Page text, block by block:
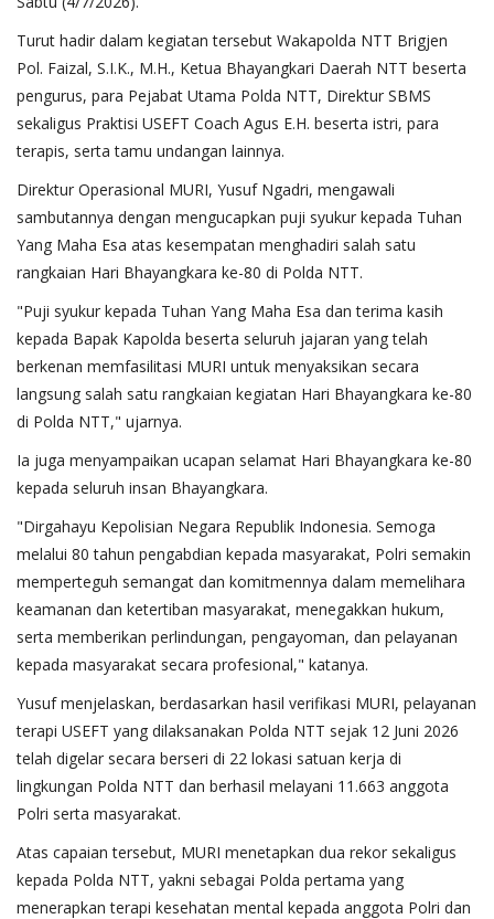
Turut hadir dalam kegiatan tersebut Wakapolda NTT Brigjen
Pol. Faizal, S.I.K., M.H., Ketua Bhayangkari Daerah NTT beserta
pengurus, para Pejabat Utama Polda NTT, Direktur SBMS
sekaligus Praktisi USEFT Coach Agus E.H. beserta istri, para
terapis, serta tamu undangan lainnya.
Direktur Operasional MURI, Yusuf Ngadri, mengawali
sambutannya dengan mengucapkan puji syukur kepada Tuhan
Yang Maha Esa atas kesempatan menghadiri salah satu
rangkaian Hari Bhayangkara ke-80 di Polda NTT.
"Puji syukur kepada Tuhan Yang Maha Esa dan terima kasih
kepada Bapak Kapolda beserta seluruh jajaran yang telah
berkenan memfasilitasi MURI untuk menyaksikan secara
langsung salah satu rangkaian kegiatan Hari Bhayangkara ke-80
di Polda NTT," ujarnya.
Ia juga menyampaikan ucapan selamat Hari Bhayangkara ke-80
kepada seluruh insan Bhayangkara.
"Dirgahayu Kepolisian Negara Republik Indonesia. Semoga
melalui 80 tahun pengabdian kepada masyarakat, Polri semakin
memperteguh semangat dan komitmennya dalam memelihara
keamanan dan ketertiban masyarakat, menegakkan hukum,
serta memberikan perlindungan, pengayoman, dan pelayanan
kepada masyarakat secara profesional," katanya.
Yusuf menjelaskan, berdasarkan hasil verifikasi MURI, pelayanan
terapi USEFT yang dilaksanakan Polda NTT sejak 12 Juni 2026
telah digelar secara berseri di 22 lokasi satuan kerja di
lingkungan Polda NTT dan berhasil melayani 11.663 anggota
Polri serta masyarakat.
Atas capaian tersebut, MURI menetapkan dua rekor sekaligus
kepada Polda NTT, yakni sebagai Polda pertama yang
menerapkan terapi kesehatan mental kepada anggota Polri dan